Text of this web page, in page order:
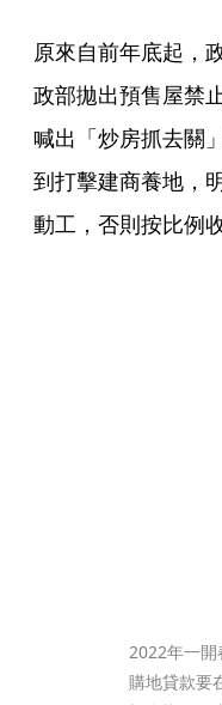
原來自前年底起，
政部拋出預售屋禁
喊出「炒房抓去關
到打擊建商養地，
動工，否則按比例
2022年一開
購地貸款要